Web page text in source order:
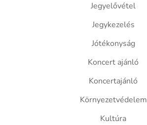
Jegyelővétel
Jegykezelés
Jótékonyság
Koncert ajánló
Koncertajánló
Környezetvédelem
Kultúra